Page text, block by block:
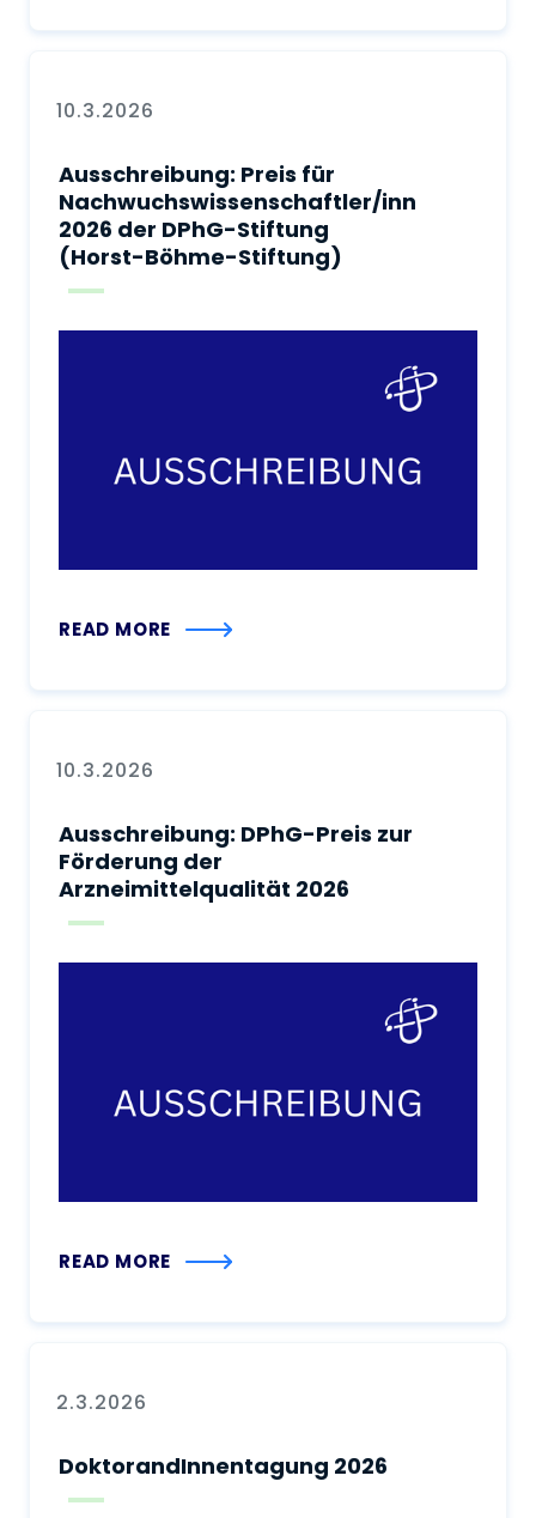
10.3.2026
Ausschreibung: Preis für
Nachwuchswissenschaftler/innen
2026 der DPhG-Stiftung
(Horst-Böhme-Stiftung)
READ MORE
10.3.2026
Ausschreibung: DPhG-Preis zur
Förderung der
Arzneimittelqualität 2026
READ MORE
2.3.2026
DoktorandInnentagung 2026